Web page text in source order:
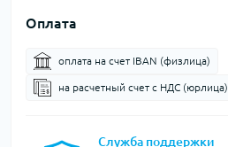
Оплата
оплата на счет IBAN (физлица)
на расчетный счет c НДС (юрлица)
Служба поддержки